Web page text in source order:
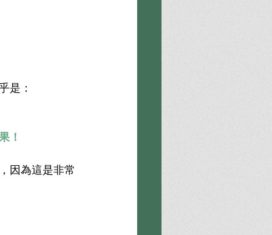
是：
！
因為這是非常